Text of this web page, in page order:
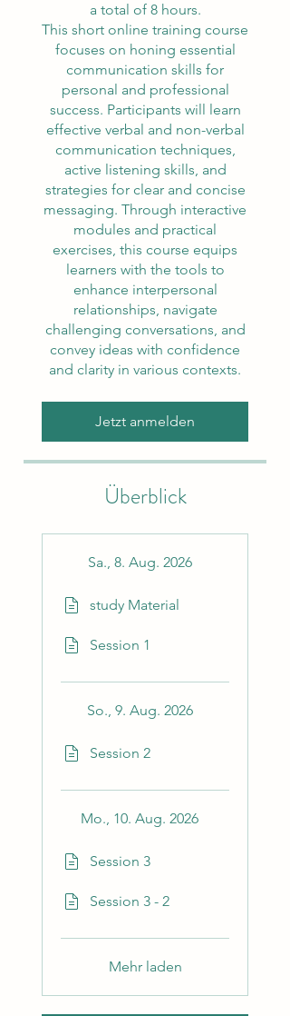
a total of 8 hours.
This short online training course
focuses on honing essential
communication skills for
personal and professional
success. Participants will learn
effective verbal and non-verbal
communication techniques,
active listening skills, and
strategies for clear and concise
messaging. Through interactive
modules and practical
exercises, this course equips
learners with the tools to
enhance interpersonal
relationships, navigate
challenging conversations, and
convey ideas with confidence
and clarity in various contexts.
Jetzt anmelden
Überblick
Sa., 8. Aug. 2026
study Material
Session 1
So., 9. Aug. 2026
Session 2
Mo., 10. Aug. 2026
Session 3
Session 3 - 2
Mehr laden